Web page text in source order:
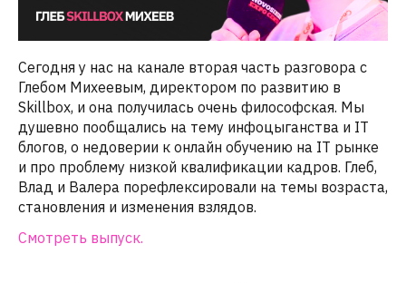
Сегодня у нас на канале вторая часть разговора с
Глебом Михеевым, директором по развитию в
Skillbox, и она получилась очень философская. Мы
душевно пообщались на тему инфоцыганства и IT
блогов, о недоверии к онлайн обучению на IT рынке
и про проблему низкой квалификации кадров. Глеб,
Влад и Валера порефлексировали на темы возраста,
становления и изменения взлядов.
Смотреть выпуск.